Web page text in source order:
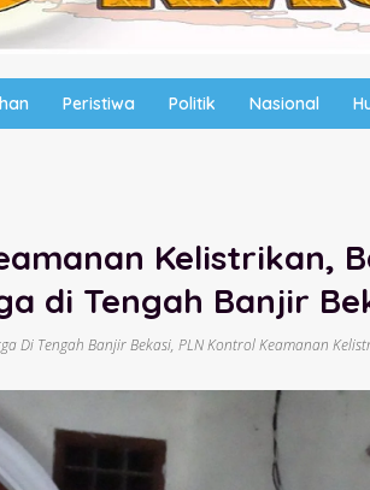
Peristiwa Politik Nasional
Kelistrikan,
di Tengah Banjir
Di Tengah Banjir Bekasi, PLN Kontrol Keamanan